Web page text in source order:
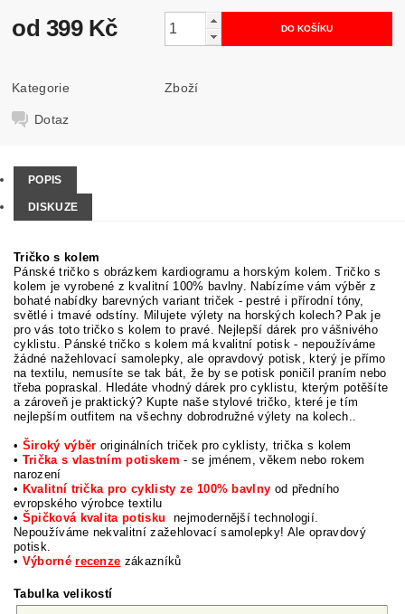
od 399 Kč
Kategorie Zboží
Dotaz
POPIS
DISKUZE
Tričko s kolem
Pánské tričko s obrázkem kardiogramu a horským kolem. Tričko s
kolem je vyrobené z kvalitní 100% bavlny. Nabízíme vám výběr z
bohaté nabídky barevných variant triček - pestré i přírodní tóny,
světlé i tmavé odstíny. Milujete výlety na horských kolech? Pak je
pro vás toto tričko s kolem to pravé. Nejlepší dárek pro vášnivého
cyklistu. Pánské tričko s kolem má kvalitní potisk - nepoužíváme
žádné nažehlovací samolepky, ale opravdový potisk, který je přímo
na textilu, nemusíte se tak bát, že by se potisk poničil praním nebo
třeba popraskal. Hledáte vhodný dárek pro cyklistu, kterým potěšíte
a zároveň je praktický? Kupte naše stylové tričko, které je tím
nejlepším outfitem na všechny dobrodružné výlety na kolech..
• Široký výběr originálních triček pro cyklisty, trička s kolem
• Trička s vlastním potiskem- se jménem, věkem nebo rokem
narození
• Kvalitní trička pro cyklisty ze 100% bavlny od předního
evropského výrobce textilu
• Špičková kvalita potisku
nejmodernější technologií.
Nepoužíváme nekvalitní zažehlovací samolepky! Ale opravdový
potisk.
• Výbornérecenze zákazníků
Tabulka velikostí